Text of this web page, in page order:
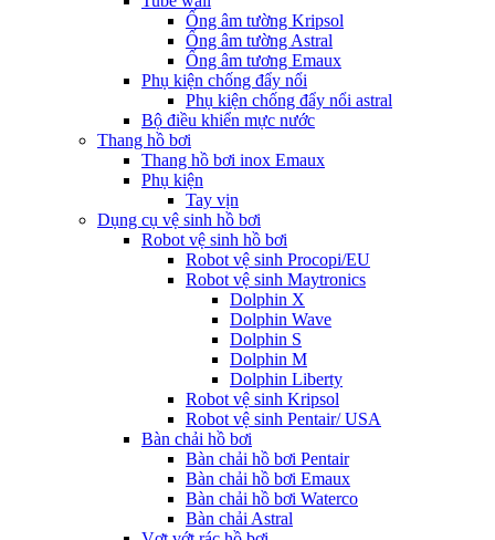
Ống âm tường Kripsol
Ống âm tường Astral
Ống âm tương Emaux
Phụ kiện chống đẩy nổi
Phụ kiện chống đẩy nổi astral
Bộ điều khiển mực nước
Thang hồ bơi
Thang hồ bơi inox Emaux
Phụ kiện
Tay vịn
Dụng cụ vệ sinh hồ bơi
Robot vệ sinh hồ bơi
Robot vệ sinh Procopi/EU
Robot vệ sinh Maytronics
Dolphin X
Dolphin Wave
Dolphin S
Dolphin M
Dolphin Liberty
Robot vệ sinh Kripsol
Robot vệ sinh Pentair/ USA
Bàn chải hồ bơi
Bàn chải hồ bơi Pentair
Bàn chải hồ bơi Emaux
Bàn chải hồ bơi Waterco
Bàn chải Astral